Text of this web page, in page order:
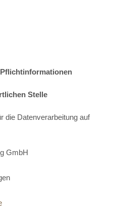
Stelle
die Datenverarbeitung auf
GmbH